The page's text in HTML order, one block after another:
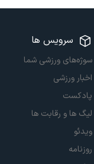
سرویس ها
سوژه‌های ورزشی شما
اخبار ورزشی
پادکست
لیگ ها و رقابت ها
ویدئو
روزنامه